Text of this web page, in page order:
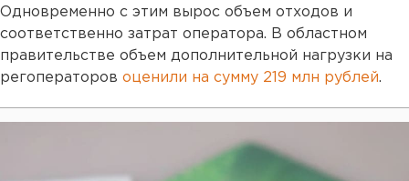
Одновременно с этим вырос объем отходов и
соответственно затрат оператора. В областном
правительстве объем дополнительной нагрузки на
регоператоров оценили на сумму 219 млн рублей.